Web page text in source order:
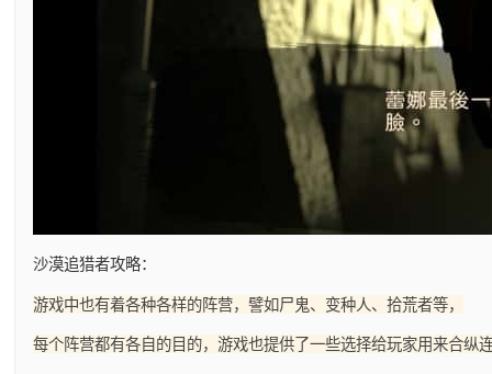
沙漠追猎者攻略：
游戏中也有着各种各样的阵营，譬如尸鬼、变种人、拾荒者等，
每个阵营都有各自的目的，游戏也提供了一些选择给玩家用来合纵